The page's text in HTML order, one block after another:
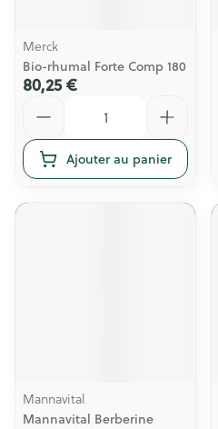
Merck
Bio-rhumal Forte Comp 180
80,25 €
Ajouter au panier
Mannavital
Mannavital Berberine